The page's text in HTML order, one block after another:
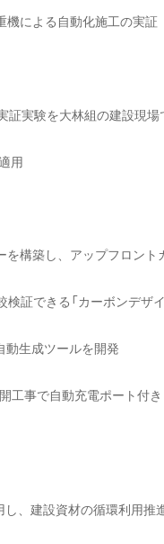
機による自動化施工の実証
証実験を大林組の建設現
用
構築し、アップフロント
証できる「カーボンデザ
動生成ツールを開発
工事で自動充電ポート付
し、建設資材の循環利用